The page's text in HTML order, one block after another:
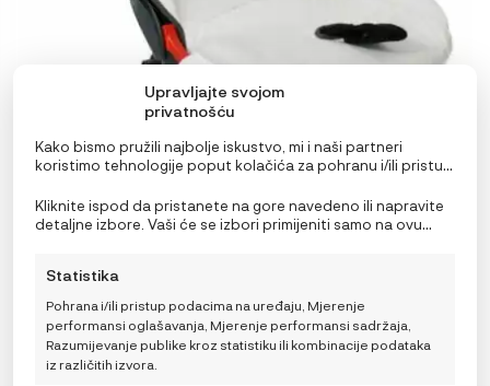
Upravljajte svojom
privatnošću
Kako bismo pružili najbolje iskustvo, mi i naši partneri
koristimo tehnologije poput kolačića za pohranu i/ili pristup
omogućit će nama i našim partnerima obradu osobnih
podataka kao što su ponašanje pri pregledavanju ili
jedinstveni ID-ovi na ovoj stranici i prikazujemo
privole može negativno utjecati na određene značajke i
Kliknite ispod da pristanete na gore navedeno ili napravite
detaljne izbore. Vaši će se izbori primijeniti samo na ovu
prekidača na Politici kolačića ili klikom na gumb za
upravljanje privolom na dnu ekrana.
Statistika
Pohrana i/ili pristup podacima na uređaju, Mjerenje
performansi oglašavanja, Mjerenje performansi sadržaja,
Razumijevanje publike kroz statistiku ili kombinacije podataka
iz različitih izvora.
BeSafe Zaštitna presvlaka za Flex FIX 2
JE:
59,99 €.
DODAJ U KOŠARICU